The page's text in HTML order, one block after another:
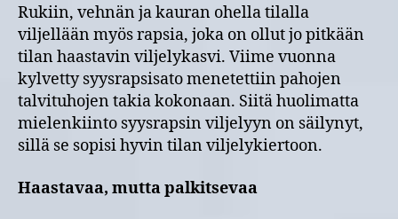
Rukiin, vehnän ja kauran ohella tilalla
viljellään myös rapsia, joka on ollut jo pitkään
tilan haastavin viljelykasvi. Viime vuonna
kylvetty syysrapsisato menetettiin pahojen
talvituhojen takia kokonaan. Siitä huolimatta
mielenkiinto syysrapsin viljelyyn on säilynyt,
sillä se sopisi hyvin tilan viljelykiertoon.
Haastavaa, mutta palkitsevaa